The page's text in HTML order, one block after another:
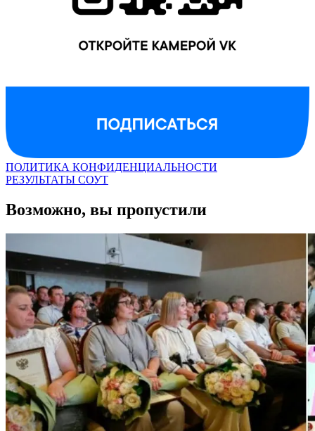
ПОЛИТИКА КОНФИДЕНЦИАЛЬНОСТИ
РЕЗУЛЬТАТЫ СОУТ
Возможно, вы пропустили